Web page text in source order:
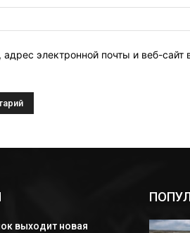
электронной почты и веб-
выходит новая